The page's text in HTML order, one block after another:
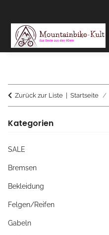
Zurück zur Liste Startseite
Kategorien
SALE
Bremsen
Bekleidung
Felgen/Reifen
Gabeln